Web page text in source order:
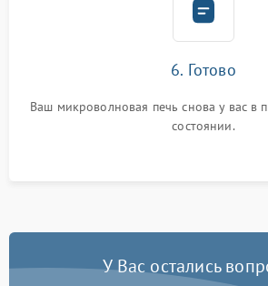
6. Готово
Ваш микроволновая печь снова у вас в
состоянии.
У Вас остались